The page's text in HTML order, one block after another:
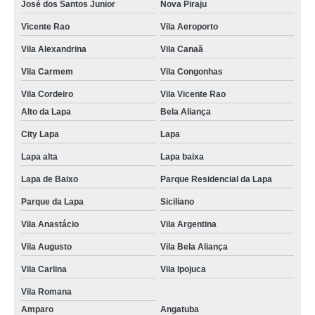
tratamento ansiedade marcar Vila Mariana
tratamento para transtorno de ansiedade generalizada marcar Indaiatuba
tratamento para ansiedade Vila Carlina
onde agendar tratamento para transtorno de ansiedade Praça Da Árvore
onde agendar tratamento ansiedade generalizada Santa Bárbara dOeste
onde agendar tratamento ansiedade Tremembé
tratamento para crise de ansiedade Jardim Prainha
onde fazer tratamento alternativo para ansiedade Limão
onde agendar tratamento ansiedade generalizada Marechal Deodoro
tratamento ansiedade generalizada marcar Avaré
José dos Santos Junior Nova Piraju
Vicente Rao Vila Aeroporto
Vila Alexandrina Vila Canaã
Vila Carmem Vila Congonhas
Vila Cordeiro
Vila Vicente Rao
Alto da Lapa
Bela Aliança
City Lapa Lapa
Lapa alta Lapa baixa
Lapa de Baixo Parque Residencial da Lapa
Parque da Lapa Siciliano
Vila Anastácio Vila Argentina
Vila Augusto Vila Bela Aliança
Vila Carlina Vila Ipojuca
Vila Romana
Amparo
Angatuba